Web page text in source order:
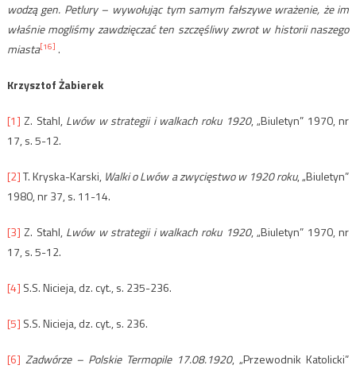
wodzą gen. Petlury – wywołując tym samym fałszywe wrażenie, że im
właśnie mogliśmy zawdzięczać ten szczęśliwy zwrot w historii naszego
miasta[16] .
Krzysztof Żabierek
[1] Z. Stahl, Lwów w strategii i walkach roku 1920, „Biuletyn” 1970, nr
17, s. 5-12.
[2]T. Kryska-Karski, Walki o Lwów a zwycięstwo w 1920 roku, „Biuletyn”
1980, nr 37, s. 11-14.
[3] Z. Stahl, Lwów w strategii i walkach roku 1920, „Biuletyn” 1970, nr
17, s. 5-12.
[4] S.S. Nicieja, dz. cyt., s. 235-236.
[5] S.S. Nicieja, dz. cyt., s. 236.
[6] Zadwórze – Polskie Termopile 17.08.1920, „Przewodnik Katolicki”